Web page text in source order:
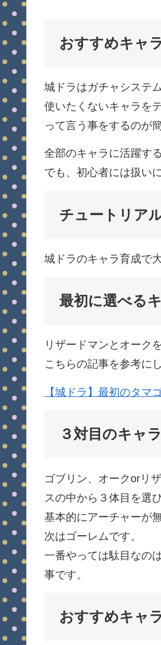
おすすめキャ
城ドラはガチャシステ
使いたくないキャラを
って言う事をするのが
全部のキャラに活躍す
でも、初心者には扱い
チュートリア
城ドラのキャラ育成で
最初に選べる
リザードマンとオーク
こちらの記事を参考に
【城ドラ】最初のタマ
３対目のキャ
ゴブリン、オークorリ
スの中から３体目を選
基本的にアーチャーが
次はゴーレムです。
一番やっては駄目なの
事です。
おすすめキャ